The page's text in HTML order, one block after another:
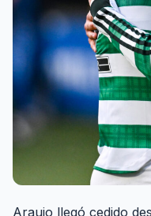
Araujo llegó cedido